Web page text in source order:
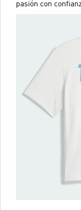
pasión con